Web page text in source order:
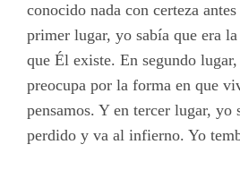
conocido nada con certeza
primer lugar, yo sabía que era
que Él existe. En segundo
preocupa por la forma en que
pensamos. Y en tercer lugar, yo
perdido y va al infierno. Yo